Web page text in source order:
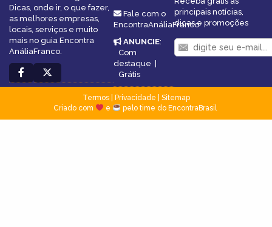
Dicas, onde ir, o que fazer,
as melhores empresas,
locais, serviços e muito
mais no guia Encontra
AnáliaFranco.
Fale com o
EncontraAnáliaFranco
ANUNCIE:
Com
destaque |
Grátis
principais notícias,
dicas e promoções
Termos| Privacidade
Sitemap
Criado com
e pelo time do EncontraBrasil